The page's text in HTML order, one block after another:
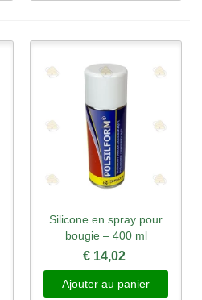
Silicone en spray pour
bougie – 400 ml
€ 14,02
Ajouter au panier